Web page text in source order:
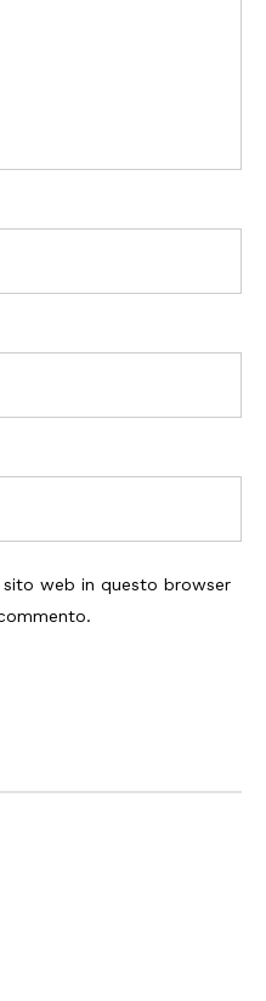
web in questo browser